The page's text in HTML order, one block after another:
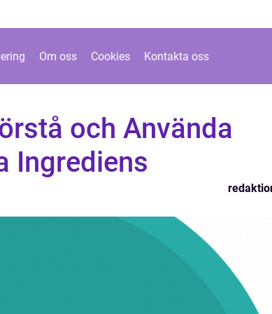
Om oss Cookies Kontakta oss
och Använda
Ingrediens